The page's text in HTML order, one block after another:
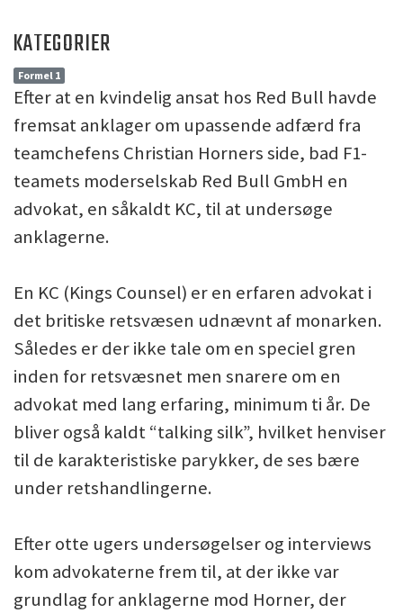
KATEGORIER
Formel 1
Efter at en kvindelig ansat hos Red Bull havde
fremsat anklager om upassende adfærd fra
teamchefens Christian Horners side, bad F1-
teamets moderselskab Red Bull GmbH en
advokat, en såkaldt KC, til at undersøge
anklagerne.
En KC (Kings Counsel) er en erfaren advokat i
det britiske retsvæsen udnævnt af monarken.
Således er der ikke tale om en speciel gren
inden for retsvæsnet men snarere om en
advokat med lang erfaring, minimum ti år. De
bliver også kaldt “talking silk”, hvilket henviser
til de karakteristiske parykker, de ses bære
under retshandlingerne.
Efter otte ugers undersøgelser og interviews
kom advokaterne frem til, at der ikke var
grundlag for anklagerne mod Horner, der